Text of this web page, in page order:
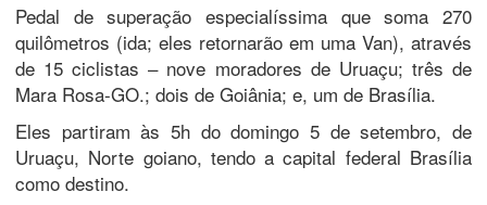
Pedal de superação especialíssima que soma 270
quilômetros (ida; eles retornarão em uma Van), através
de 15 ciclistas – nove moradores de Uruaçu; três de
Mara Rosa-GO.; dois de Goiânia; e, um de Brasília.
Eles partiram às 5h do domingo 5 de setembro, de
Uruaçu, Norte goiano, tendo a capital federal Brasília
como destino.